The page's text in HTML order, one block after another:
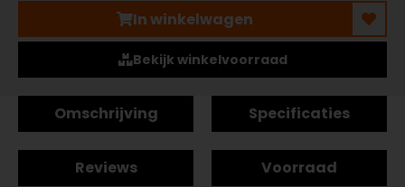
In winkelwagen
Bekijk winkelvoorraad
Omschrijving Specificaties
Reviews Voorraad